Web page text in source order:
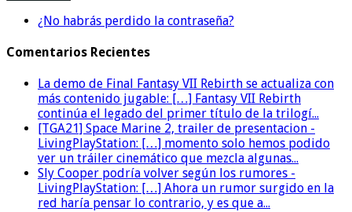
¿No habrás perdido la contraseña?
Comentarios Recientes
La demo de Final Fantasy VII Rebirth se actualiza con
más contenido jugable: […] Fantasy VII Rebirth
continúa el legado del primer título de la trilogí...
[TGA21] Space Marine 2, trailer de presentacion -
LivingPlayStation: […] momento solo hemos podido
ver un tráiler cinemático que mezcla algunas...
Sly Cooper podría volver según los rumores -
LivingPlayStation: […] Ahora un rumor surgido en la
red haría pensar lo contrario, y es que a...